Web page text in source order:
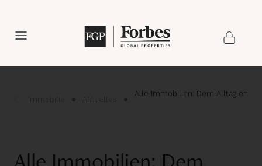
Alle Immobilien: Dem Alltag